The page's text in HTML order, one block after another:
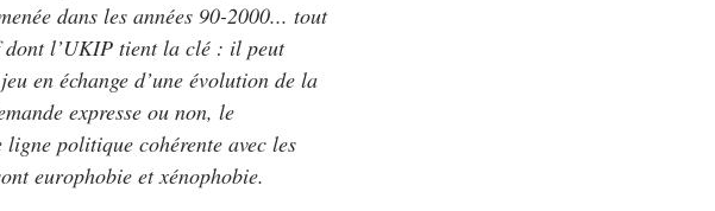
dans les années 90-2000... tout
l’UKIP tient la clé : il peut
en échange d’une évolution de la
expresse ou non, le
ligne politique cohérente avec les
europhobie et xénophobie.